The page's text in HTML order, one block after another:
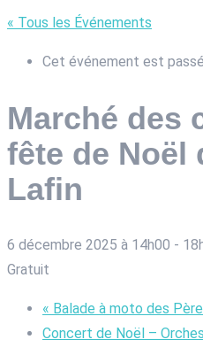
« Tous les Événements
Cet événement est passé.
Marché des
fête de Noël
Lafin
6 décembre 2025 à 14h00 -
Gratuit
« Balade à moto des
Concert de Noël –